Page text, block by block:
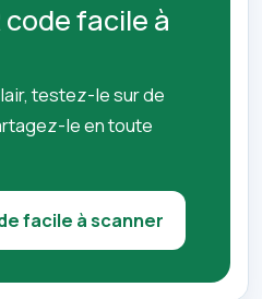
facile à
testez-le sur de
le en toute
facile à scanner